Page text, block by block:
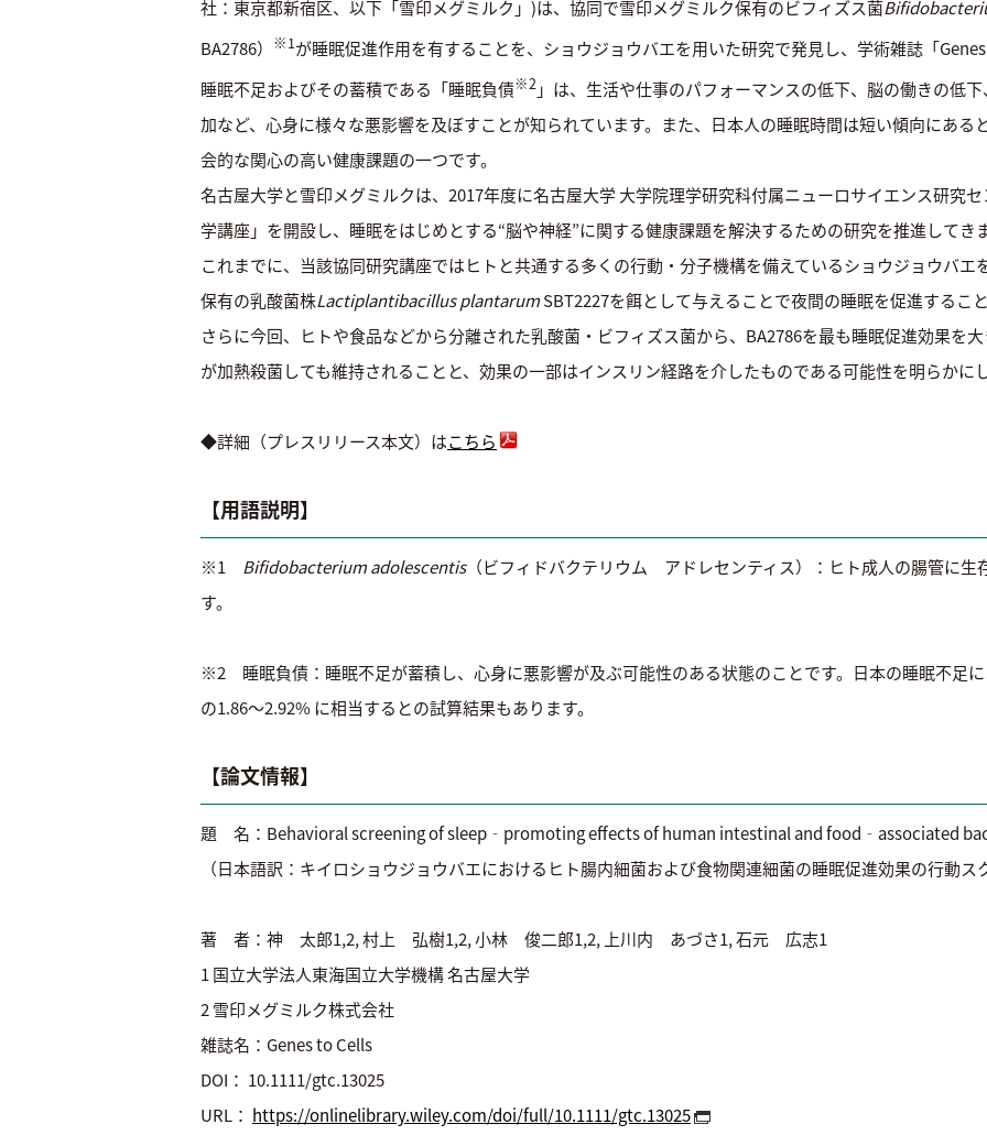
社：東京都新宿区、以下「雪印メグミルク」)は、協同で雪印メグミルク保有のビフィズス菌
BA2786）
※1が睡眠促進作用を有することを、ショウジョウバエを用いた研究で発見し、学術雑誌「
睡眠不足およびその蓄積である「睡眠負債※2 」は、生活や仕事のパフォーマンスの低下、脳の働きの低
加など、心身に様々な悪影響を及ぼすことが知られています。また、日本人の睡眠時間は短い傾向にある
会的な関心の高い健康課題の一つです。
名古屋大学と雪印メグミルクは、2017年度に名古屋大学 大学院理学研究科付属ニューロサイエンス研究
学講座」を開設し、睡眠をはじめとする“脳や神経”に関する健康課題を解決するための研究を推進してき
これまでに、当該協同研究講座ではヒトと共通する多くの行動・分子機構を備えているショウジョウバ
保有の乳酸菌株Lactiplantibacillus plantarumSBT2227を餌として与えることで夜間の睡眠を促進するこ
さらに今回、ヒトや食品などから分離された乳酸菌・ビフィズス菌から、BA2786を最も睡眠促進効果を
が加熱殺菌しても維持されることと、効果の一部はインスリン経路を介したものである可能性を明らかに
◆詳細（プレスリリース本文）はこちら
【用語説明】
※1 Bifidobacterium adolescentis（ビフィドバクテリウム アドレセンティス）：ヒト成人の腸管に生
す。
※2 睡眠負債：睡眠不足が蓄積し、心身に悪影響が及ぶ可能性のある状態のことです。日本の睡眠不足に
の1.86～2.92% に相当するとの試算結果もあります。
【論文情報】
題 名：Behavioral screening of sleep‐promoting effects of human intestinal and food‐associated
（日本語訳：キイロショウジョウバエにおけるヒト腸内細菌および食物関連細菌の睡眠促進効果の行動ス
著 者：神 太郎1,2, 村上 弘樹1,2, 小林 俊二郎1,2, 上川内 あづさ1, 石元 広志1
1 国立大学法人東海国立大学機構 名古屋大学
2 雪印メグミルク株式会社
雑誌名：Genes to Cells
DOI： 10.1111/gtc.13025
URL： https://onlinelibrary.wiley.com/doi/full/10.1111/gtc.13025